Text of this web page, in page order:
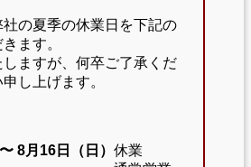
の夏季の休業日を下記の
ます。
ますが、何卒ご了承くだ
し上げます。
8月16日（日） 休業